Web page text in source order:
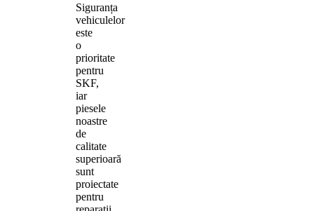
Siguranța
vehiculelor
este
o
prioritate
pentru
SKF,
iar
piesele
noastre
de
calitate
superioară
sunt
proiectate
pentru